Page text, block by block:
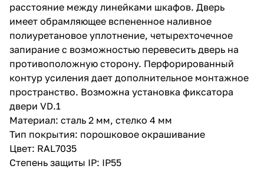
расстояние между линейками шкафов. Дверь
имеет обрамляющее вспененное наливное
полиуретановое уплотнение, четырехточечное
запирание с возможностью перевесить дверь на
противоположную сторону. Перфорированный
контур усиления дает дополнительное монтажное
пространство. Возможна установка фиксатора
двери VD.1
Материал: сталь 2 мм, стелко 4 мм
Тип покрытия: порошковое окрашивание
Цвет: RAL7035
Степень защиты IP: IP55